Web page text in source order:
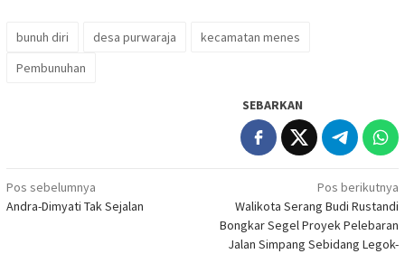
bunuh diri desa purwaraja
kecamatan menes
Pembunuhan
SEBARKAN
Navigasi
pos
Pos sebelumnya
Andra-Dimyati Tak Sejalan
Pos berikutnya
Walikota Serang Budi Rustandi
Bongkar Segel Proyek Pelebaran
Jalan Simpang Sebidang Legok-